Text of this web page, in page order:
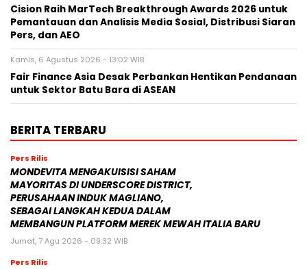
Cision Raih MarTech Breakthrough Awards 2026 untuk
Pemantauan dan Analisis Media Sosial, Distribusi Siaran
Pers, dan AEO
Kamis, 6 Agustus 2026 - 13:02 WIB
Fair Finance Asia Desak Perbankan Hentikan Pendanaan
untuk Sektor Batu Bara di ASEAN
BERITA TERBARU
Pers Rilis
MONDEVITA MENGAKUISISI SAHAM
MAYORITAS DI UNDERSCORE DISTRICT,
PERUSAHAAN INDUK MAGLIANO,
SEBAGAI LANGKAH KEDUA DALAM
MEMBANGUN PLATFORM MEREK MEWAH ITALIA BARU
Jumat, 7 Agu 2026 - 09:32 WIB
Pers Rilis